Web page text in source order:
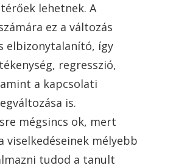
lehetnek. A
ez a változás
elbizonytalanító, így
regresszió,
a kapcsolati
is.
mégsincs ok, mert
viselkedéseinek mélyebb
tudod a tanult